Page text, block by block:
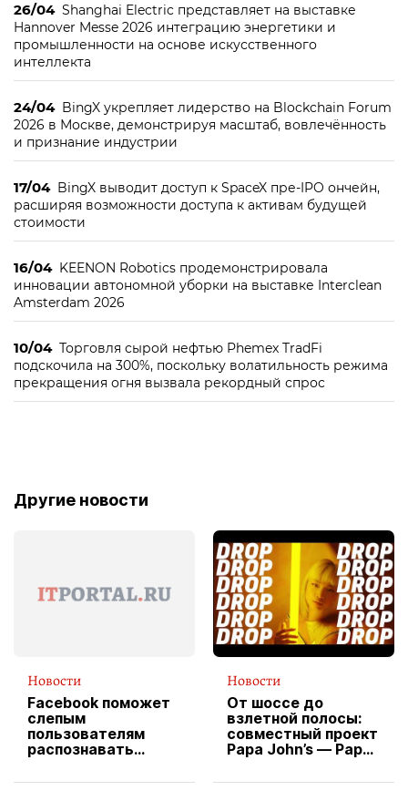
26/04 Shanghai Electric представляет на выставке
Hannover Messe 2026 интеграцию энергетики и
промышленности на основе искусственного
интеллекта
24/04 BingX укрепляет лидерство на Blockchain Forum
2026 в Москве, демонстрируя масштаб, вовлечённость
и признание индустрии
17/04 BingX выводит доступ к SpaceX пре-IPO ончейн,
расширяя возможности доступа к активам будущей
стоимости
16/04 KEENON Robotics продемонстрировала
инновации автономной уборки на выставке Interclean
Amsterdam 2026
10/04 Торговля сырой нефтью Phemex TradFi
подскочила на 300%, поскольку волатильность режима
прекращения огня вызвала рекордный спрос
Другие новости
Новости
Facebook поможет
слепым
пользователям
распознавать
Новости
От шоссе до
взлетной полосы:
совместный проект
Papa John’s — Papa
вводит